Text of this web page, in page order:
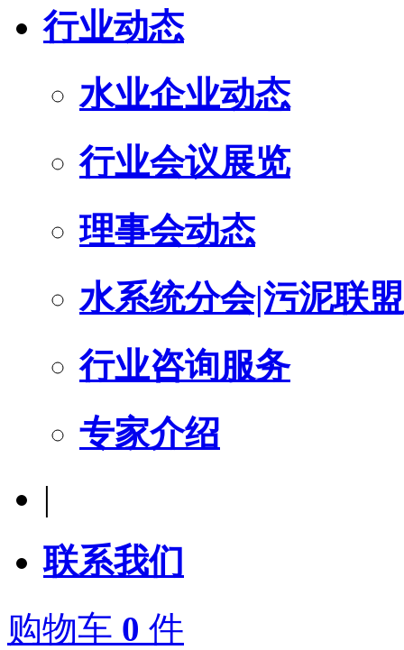
行业动态
水业企业动态
行业会议展览
理事会动态
水系统分会|污泥联
行业咨询服务
专家介绍
|
联系我们
购物车 0 件